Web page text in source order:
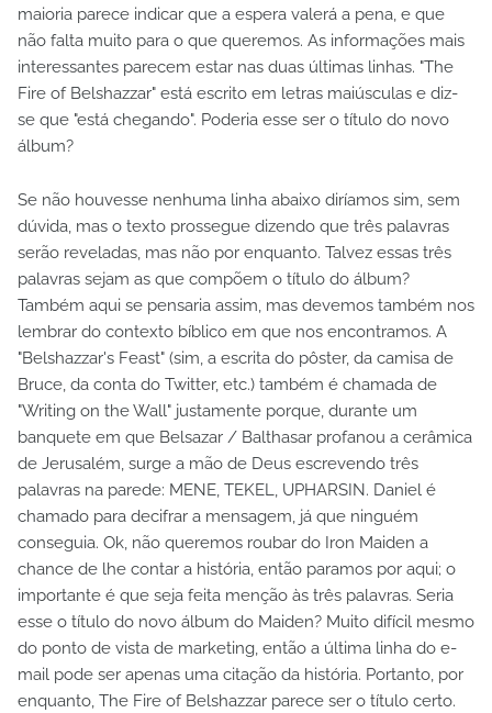
maioria parece indicar que a espera valerá a pena, e que
não falta muito para o que queremos. As informações mais
interessantes parecem estar nas duas últimas linhas. "The
Fire of Belshazzar" está escrito em letras maiúsculas e diz-
se que "está chegando". Poderia esse ser o título do novo
álbum?
Se não houvesse nenhuma linha abaixo diríamos sim, sem
dúvida, mas o texto prossegue dizendo que três palavras
serão reveladas, mas não por enquanto. Talvez essas três
palavras sejam as que compõem o título do álbum?
Também aqui se pensaria assim, mas devemos também nos
lembrar do contexto bíblico em que nos encontramos. A
"Belshazzar's Feast" (sim, a escrita do pôster, da camisa de
Bruce, da conta do Twitter, etc.) também é chamada de
"Writing on the Wall" justamente porque, durante um
banquete em que Belsazar / Balthasar profanou a cerâmica
de Jerusalém, surge a mão de Deus escrevendo três
palavras na parede: MENE, TEKEL, UPHARSIN. Daniel é
chamado para decifrar a mensagem, já que ninguém
conseguia. Ok, não queremos roubar do Iron Maiden a
chance de lhe contar a história, então paramos por aqui; o
importante é que seja feita menção às três palavras. Seria
esse o título do novo álbum do Maiden? Muito difícil mesmo
do ponto de vista de marketing, então a última linha do e-
mail pode ser apenas uma citação da história. Portanto, por
enquanto, The Fire of Belshazzar parece ser o título certo.